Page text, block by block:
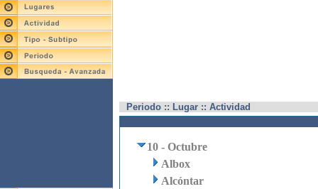
Periodo :: Lugar :: Actividad
10 - Octubre
Albox
Alcóntar